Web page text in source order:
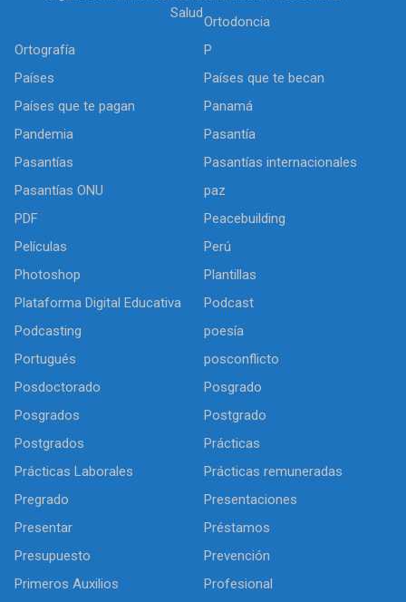
Salud
Ortodoncia
Ortografía
P
Países
Países que te becan
Países que te pagan
Panamá
Pandemia
Pasantía
Pasantías
Pasantías internacionales
Pasantías ONU
paz
PDF
Peacebuilding
Películas
Perú
Photoshop
Plantillas
Plataforma Digital Educativa
Podcast
Podcasting
poesía
Portugués
posconflicto
Posdoctorado
Posgrado
Posgrados
Postgrado
Postgrados
Prácticas
Prácticas Laborales
Prácticas remuneradas
Pregrado
Presentaciones
Presentar
Préstamos
Presupuesto
Prevención
Primeros Auxilios
Profesional